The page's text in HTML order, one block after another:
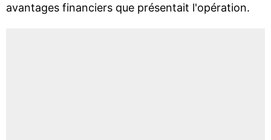
avantages financiers que présentait l'opération.